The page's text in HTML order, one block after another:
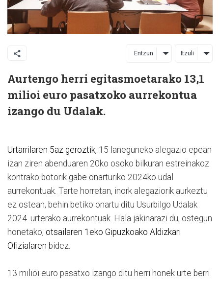
Entzun Itzuli
Aurtengo herri egitasmoetarako 13,1
milioi euro pasatxoko aurrekontua
izango du Udalak.
Urtarrilaren 5az geroztik, 15 laneguneko alegazio epean
izan ziren abenduaren 20ko osoko bilkuran estreinakoz
kontrako botorik gabe onarturiko 2024ko udal
aurrekontuak. Tarte horretan, inork alegaziorik aurkeztu
ez ostean, behin betiko onartu ditu Usurbilgo Udalak
2024. urterako aurrekontuak. Hala jakinarazi du, ostegun
honetako, otsailaren 1eko Gipuzkoako Aldizkari
Ofizialaren bidez.
13 milioi euro pasatxo izango ditu herri honek urte berri